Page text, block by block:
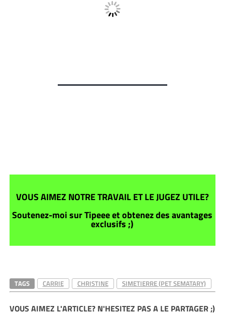
VOUS AIMEZ NOTRE TRAVAIL ET LE JUGEZ UTILE?
Soutenez-moi sur Tipeee et obtenez des avantages
exclusifs ;)
TAGS CARRIE CHRISTINE SIMETIERRE (PET SEMATARY)
VOUS AIMEZ L'ARTICLE? N'HESITEZ PAS A LE PARTAGER ;)